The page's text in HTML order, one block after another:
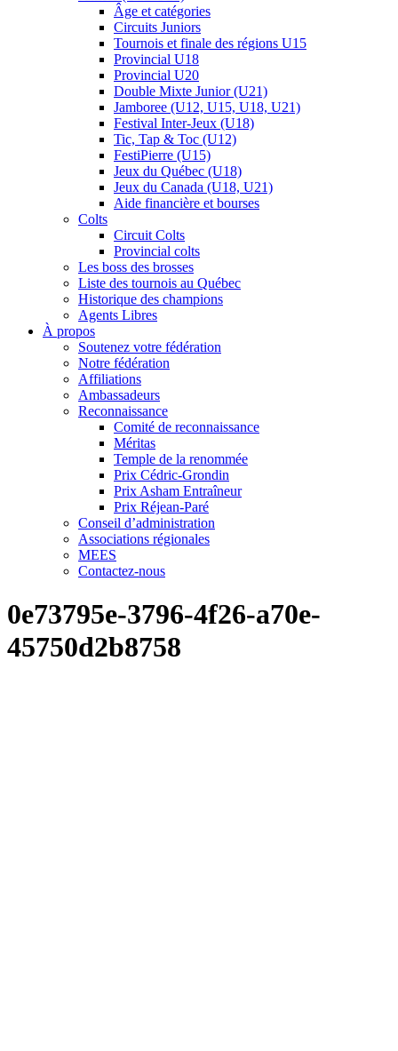
Âge et catégories
Circuits Juniors
Tournois et finale des régions U15
Provincial U18
Provincial U20
Double Mixte Junior (U21)
Jamboree (U12, U15, U18, U21)
Festival Inter-Jeux (U18)
Tic, Tap & Toc (U12)
FestiPierre (U15)
Jeux du Québec (U18)
Jeux du Canada (U18, U21)
Aide financière et bourses
Colts
Circuit Colts
Provincial colts
Les boss des brosses
Liste des tournois au Québec
Historique des champions
Agents Libres
À propos
Soutenez votre fédération
Notre fédération
Affiliations
Ambassadeurs
Reconnaissance
Comité de reconnaissance
Méritas
Temple de la renommée
Prix Cédric-Grondin
Prix Asham Entraîneur
Prix Réjean-Paré
Conseil d’administration
Associations régionales
MEES
Contactez-nous
0e73795e-3796-4f26-a70e-
45750d2b8758